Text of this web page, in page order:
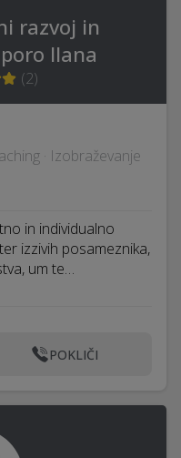
razvoj in
Ilana
(2)
· Izobraževanje
in individualno
izzivih posameznika,
um te…
POKLIČI